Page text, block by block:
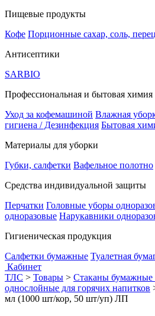
Пищевые продукты
Кофе Порционные сахар, соль, перец
Антисептики
SARBIO
Профессиональная и бытовая химия
Уход за кофемашиной Влажная
гигиена / Дезинфекция Бытовая
Материалы для уборки
Губки, салфетки Вафельное полотно
Средства индивидуальной защиты
Перчатки Головные уборы
одноразовые Нарукавники
Гигиеническая продукция
Салфетки бумажные Туалетная
Кабинет
ТЛС > Товары > Стаканы бумажные
однослойные для горячих напитков
мл (1000 шт/кор, 50 шт/уп) ЛП